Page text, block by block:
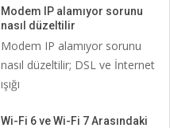
Modem IP alamıyor sorunu
nasıl düzeltilir
Modem IP alamıyor sorunu
nasıl düzeltilir; DSL ve İnternet
ışığı
Wi-Fi 6 ve Wi-Fi 7 Arasındaki